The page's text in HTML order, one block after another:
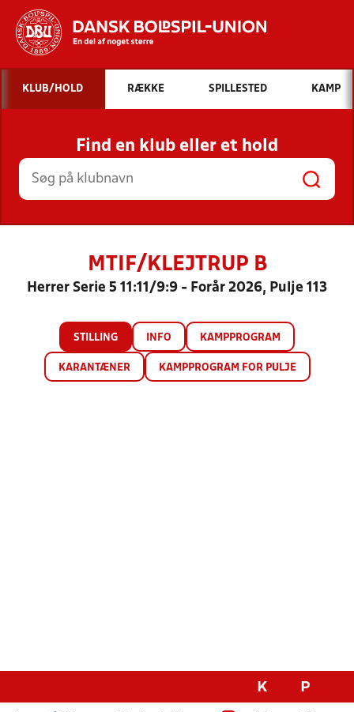
Hvad vil du søge efter?
INDHOLD OG NYHEDER
STILLINGER, RESULTATER, KLUBBER OG
HOLD
KLUB/HOLD RÆKKE SPILLESTED KAMP
Find en klub eller et hold
MTIF/KLEJTRUP B
Herrer Serie 5 11:11/9:9 - Forår 2026, Pulje 113
STILLING INFO KAMPPROGRAM
KARANTÆNER KAMPPROGRAM FOR PULJE
K P